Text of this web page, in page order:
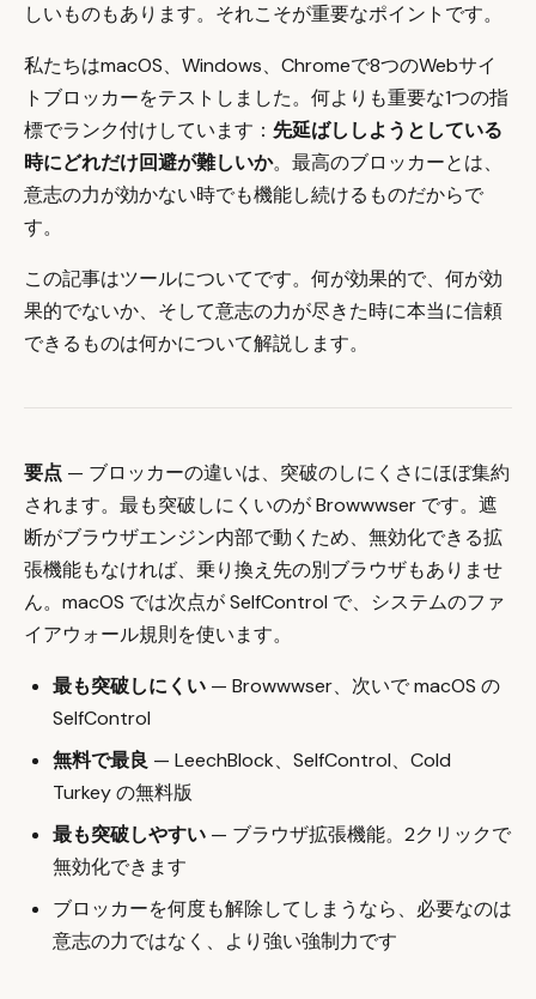
しいものもあります。それこそが重要なポイントです。
私たちはmacOS、Windows、Chromeで8つのWebサイ
トブロッカーをテストしました。何よりも重要な1つの指
標でランク付けしています： 先延ばししようとしている
時にどれだけ回避が難しいか。最高のブロッカーとは、
意志の力が効かない時でも機能し続けるものだからで
す。
この記事はツールについてです。何が効果的で、何が効
果的でないか、そして意志の力が尽きた時に本当に信頼
できるものは何かについて解説します。
要点 — ブロッカーの違いは、突破のしにくさにほぼ集約
されます。最も突破しにくいのが Browwwser です。遮
断がブラウザエンジン内部で動くため、無効化できる拡
張機能もなければ、乗り換え先の別ブラウザもありませ
ん。macOS では次点が SelfControl で、システムのファ
イアウォール規則を使います。
最も突破しにくい — Browwwser、次いで macOS の
SelfControl
無料で最良 — LeechBlock、SelfControl、Cold
Turkey の無料版
最も突破しやすい — ブラウザ拡張機能。2クリックで
無効化できます
ブロッカーを何度も解除してしまうなら、必要なのは
意志の力ではなく、より強い強制力です